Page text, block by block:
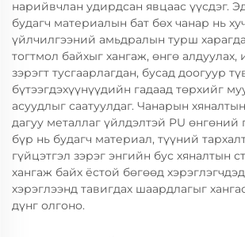
нарийвчлан удирдсан явцаас үүсдэг.
будагч материалын бат бөх чанар нь
үйлчилгээний амьдралын турш
тогтмол байхыг хангаж, өнгө алдуулах,
зэрэгт тусгаарлагдан, бусад доогуур
бүтээгдэхүүнүүдийн гадаад төрхийг
асуудлыг саатуулдаг. Чанарын
дагуу металлаг үйлдэлтэй PU өнгөний
бүр нь будагч материал, түүний
гүйцэтгэл зэрэг энгийн бус хяналтын
хангаж байх ёстой бөгөөд
хэрэглээнд тавигдах шаардлагыг
дүнг олгоно.